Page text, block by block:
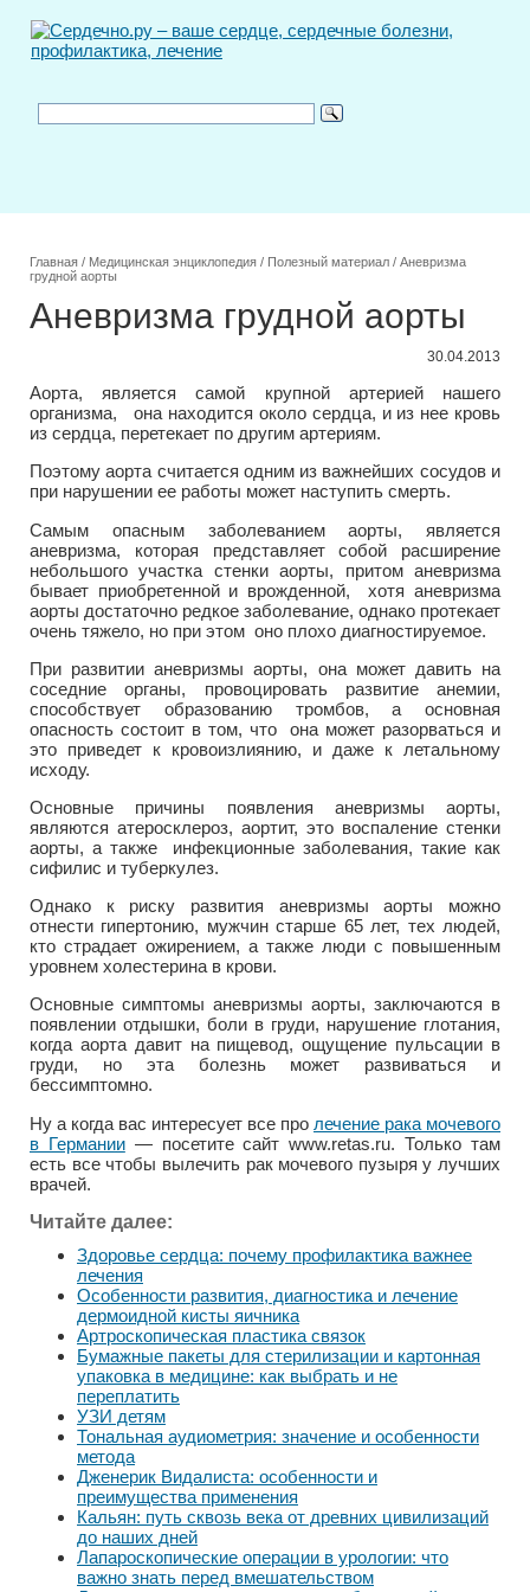
Главная / Медицинская энциклопедия / Полезный материал / Аневризма
грудной аорты
Аневризма грудной аорты
30.04.2013
Аорта, является самой крупной артерией нашего
организма, она находится около сердца, и из нее кровь
из сердца, перетекает по другим артериям.
Поэтому аорта считается одним из важнейших сосудов и
при нарушении ее работы может наступить смерть.
Самым опасным заболеванием аорты, является
аневризма, которая представляет собой расширение
небольшого участка стенки аорты, притом аневризма
бывает приобретенной и врожденной, хотя аневризма
аорты достаточно редкое заболевание, однако протекает
очень тяжело, но при этом оно плохо диагностируемое.
При развитии аневризмы аорты, она может давить на
соседние органы, провоцировать развитие анемии,
способствует образованию тромбов, а основная
опасность состоит в том, что она может разорваться и
это приведет к кровоизлиянию, и даже к летальному
исходу.
Основные причины появления аневризмы аорты,
являются атеросклероз, аортит, это воспаление стенки
аорты, а также инфекционные заболевания, такие как
сифилис и туберкулез.
Однако к риску развития аневризмы аорты можно
отнести гипертонию, мужчин старше 65 лет, тех людей,
кто страдает ожирением, а также люди с повышенным
уровнем холестерина в крови.
Основные симптомы аневризмы аорты, заключаются в
появлении отдышки, боли в груди, нарушение глотания,
когда аорта давит на пищевод, ощущение пульсации в
груди, но эта болезнь может развиваться и
бессимптомно.
Ну а когда вас интересует все про лечение рака мочевого
в Германии— посетите сайт www.retas.ru. Только там
есть все чтобы вылечить рак мочевого пузыря у лучших
врачей.
Читайте далее:
Здоровье сердца: почему профилактика важнее
лечения
Особенности развития, диагностика и лечение
дермоидной кисты яичника
Артроскопическая пластика связок
Бумажные пакеты для стерилизации и картонная
упаковка в медицине: как выбрать и не
переплатить
УЗИ детям
Тональная аудиометрия: значение и особенности
метода
Дженерик Видалиста: особенности и
преимущества применения
Кальян: путь сквозь века от древних цивилизаций
до наших дней
Лапароскопические операции в урологии: что
важно знать перед вмешательством